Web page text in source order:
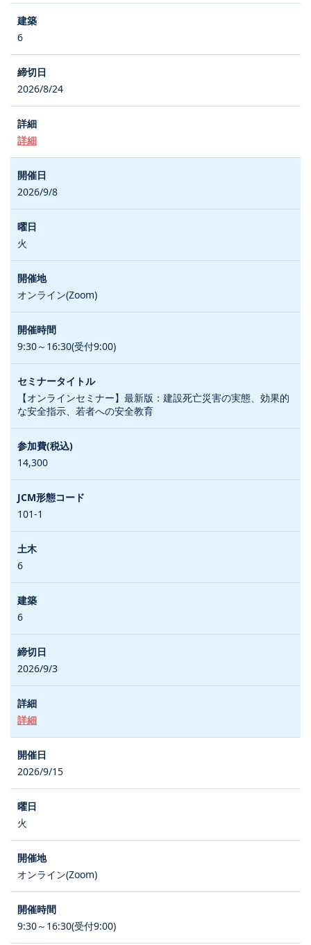
6
2026/8/24
詳細
2026/9/8
火
オンライン(Zoom)
9:30～16:30(受付9:00)
【オンラインセミナー】最新版：建設死亡災害の実態、効果的
な安全指示、若者への安全教育
14,300
101-1
6
6
2026/9/3
詳細
2026/9/15
火
オンライン(Zoom)
9:30～16:30(受付9:00)